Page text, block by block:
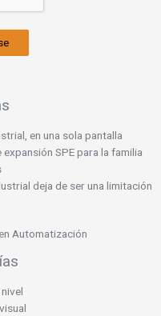
en una sola pantalla
SPE para la familia
deja de ser una limitación
Automatización